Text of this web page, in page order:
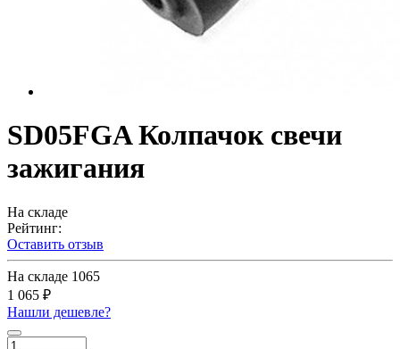
SD05FGA Колпачок свечи
зажигания
На складе
Рейтинг:
Оставить отзыв
На складе 1065
1 065 ₽
Нашли дешевле?